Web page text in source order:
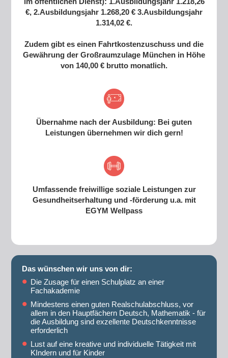
€, 2.Ausbildungsjahr 1.268,20 € 3.Ausbildungsjahr
1.314,02 €.
Zudem gibt es einen Fahrtkostenzuschuss und die
Gewährung der Großraumzulage München in Höhe
von 140,00 € brutto monatlich.
Übernahme nach der Ausbildung: Bei guten
Leistungen übernehmen wir dich gern!
Umfassende freiwillige soziale Leistungen zur
Gesundheitserhaltung und -förderung u.a. mit
EGYM Wellpass
Das wünschen wir uns von dir:
Die Zusage für einen Schulplatz an einer
Fachakademie
Mindestens einen guten Realschulabschluss, vor
allem in den Hauptfächern Deutsch, Mathematik - für
die Ausbildung sind exzellente Deutschkenntnisse
erforderlich
Lust auf eine kreative und individuelle Tätigkeit mit
KIndern und für Kinder